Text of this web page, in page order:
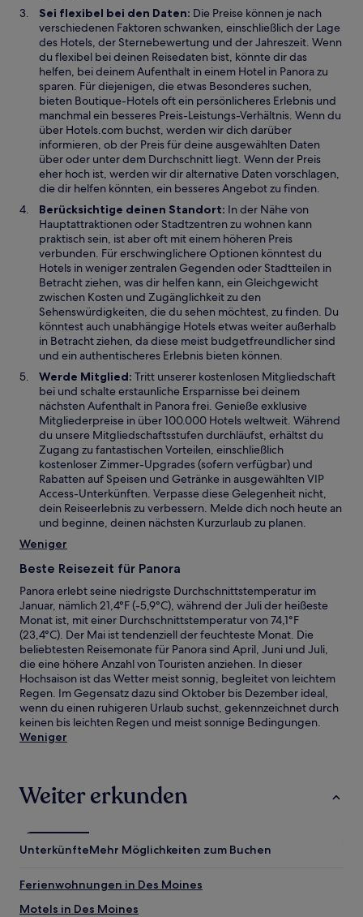
Sei flexibel bei den Daten: Die Preise können je nach
verschiedenen Faktoren schwanken, einschließlich der Lage
des Hotels, der Sternebewertung und der Jahreszeit. Wenn
du flexibel bei deinen Reisedaten bist, könnte dir das
helfen, bei deinem Aufenthalt in einem Hotel in Panora zu
sparen. Für diejenigen, die etwas Besonderes suchen,
bieten Boutique-Hotels oft ein persönlicheres Erlebnis und
manchmal ein besseres Preis-Leistungs-Verhältnis. Wenn du
über Hotels.com buchst, werden wir dich darüber
informieren, ob der Preis für deine ausgewählten Daten
über oder unter dem Durchschnitt liegt. Wenn der Preis
eher hoch ist, werden wir dir alternative Daten vorschlagen,
die dir helfen könnten, ein besseres Angebot zu finden.
Berücksichtige deinen Standort: In der Nähe von
Hauptattraktionen oder Stadtzentren zu wohnen kann
praktisch sein, ist aber oft mit einem höheren Preis
verbunden. Für erschwinglichere Optionen könntest du
Hotels in weniger zentralen Gegenden oder Stadtteilen in
Betracht ziehen, was dir helfen kann, ein Gleichgewicht
zwischen Kosten und Zugänglichkeit zu den
Sehenswürdigkeiten, die du sehen möchtest, zu finden. Du
könntest auch unabhängige Hotels etwas weiter außerhalb
in Betracht ziehen, da diese meist budgetfreundlicher sind
und ein authentischeres Erlebnis bieten können.
Werde Mitglied: Tritt unserer kostenlosen Mitgliedschaft
bei und schalte erstaunliche Ersparnisse bei deinem
nächsten Aufenthalt in Panora frei. Genieße exklusive
Mitgliederpreise in über 100.000 Hotels weltweit. Während
du unsere Mitgliedschaftsstufen durchläufst, erhältst du
Zugang zu fantastischen Vorteilen, einschließlich
kostenloser Zimmer-Upgrades (sofern verfügbar) und
Rabatten auf Speisen und Getränke in ausgewählten VIP
Access-Unterkünften. Verpasse diese Gelegenheit nicht,
dein Reiseerlebnis zu verbessern. Melde dich noch heute an
und beginne, deinen nächsten Kurzurlaub zu planen.
Weniger
Beste Reisezeit für Panora
Panora erlebt seine niedrigste Durchschnittstemperatur im
Januar, nämlich 21,4°F (-5,9°C), während der Juli der heißeste
Monat ist, mit einer Durchschnittstemperatur von 74,1°F
(23,4°C). Der Mai ist tendenziell der feuchteste Monat. Die
beliebtesten Reisemonate für Panora sind April, Juni und Juli,
die eine höhere Anzahl von Touristen anziehen. In dieser
Hochsaison ist das Wetter meist sonnig, begleitet von leichtem
Regen. Im Gegensatz dazu sind Oktober bis Dezember ideal,
wenn du einen ruhigeren Urlaub suchst, gekennzeichnet durch
keinen bis leichten Regen und meist sonnige Bedingungen.
Weniger
Weiter erkunden
UnterkünfteMehr Möglichkeiten zum Buchen
Ferienwohnungen in Des Moines
Motels in Des Moines